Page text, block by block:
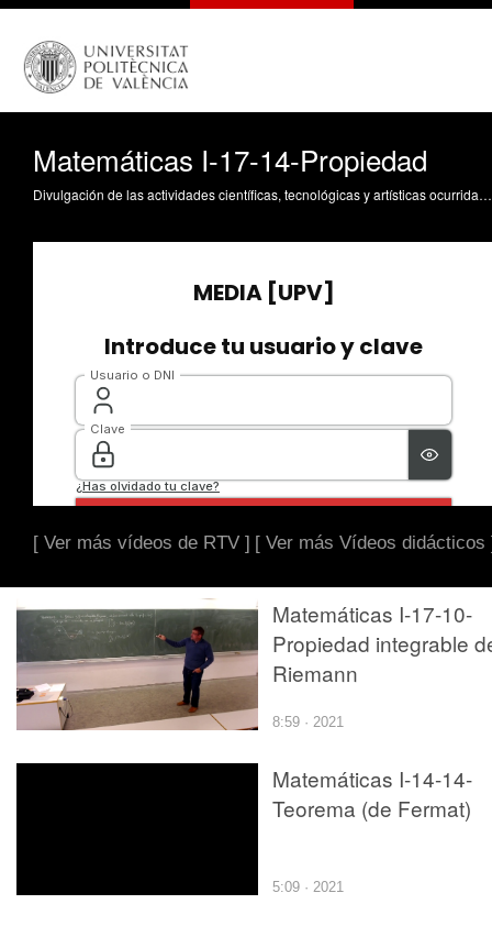
Matemáticas I-17-14-Propiedad
Divulgación de las actividades científicas, tecnológicas y artísticas ocurridas en los tres campus de la UPV
[ Ver más vídeos de RTV ] [ Ver más Vídeos didácticos
Matemáticas I-17-10-
Propiedad integrable
Riemann
8:59 · 2021
Matemáticas I-14-14-
Teorema (de Fermat)
5:09 · 2021